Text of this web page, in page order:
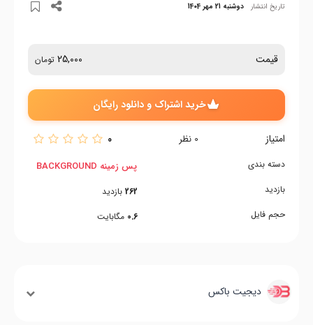
تاریخ انتشار دوشنبه 21 مهر 1404
قیمت 25,000 تومان
خرید اشتراک و دانلود رایگان
امتیاز 0 نظر 0
دسته بندی
بازدید
حجم فایل
پس زمینه BACKGROUND
262 بازدید
0.6 مگابایت
دیجیت باکس